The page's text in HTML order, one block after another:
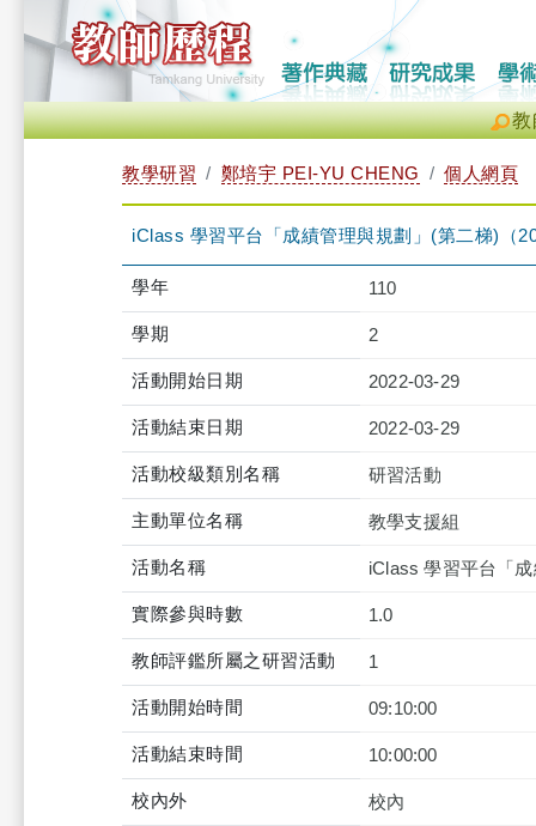
教
教學研習 鄭培宇 PEI-YU CHENG 個人網頁
iClass 學習平台「成績管理與規劃」(第二梯)（
學年 110
學期 2
活動開始日期 2022-03-29
活動結束日期 2022-03-29
活動校級類別名稱 研習活動
主動單位名稱 教學支援組
活動名稱 iClass 學習平台「
實際參與時數 1.0
教師評鑑所屬之研習活動 1
活動開始時間 09:10:00
活動結束時間 10:00:00
校內外 校內